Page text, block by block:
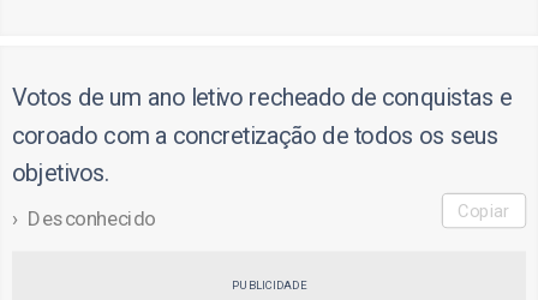
Votos de um ano letivo recheado de conquistas e
coroado com a concretização de todos os seus
objetivos.
Desconhecido Copiar
PUBLICIDADE